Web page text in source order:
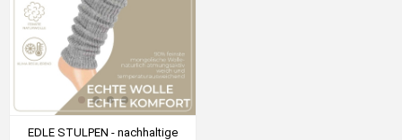
EDLE STULPEN - nachhaltige